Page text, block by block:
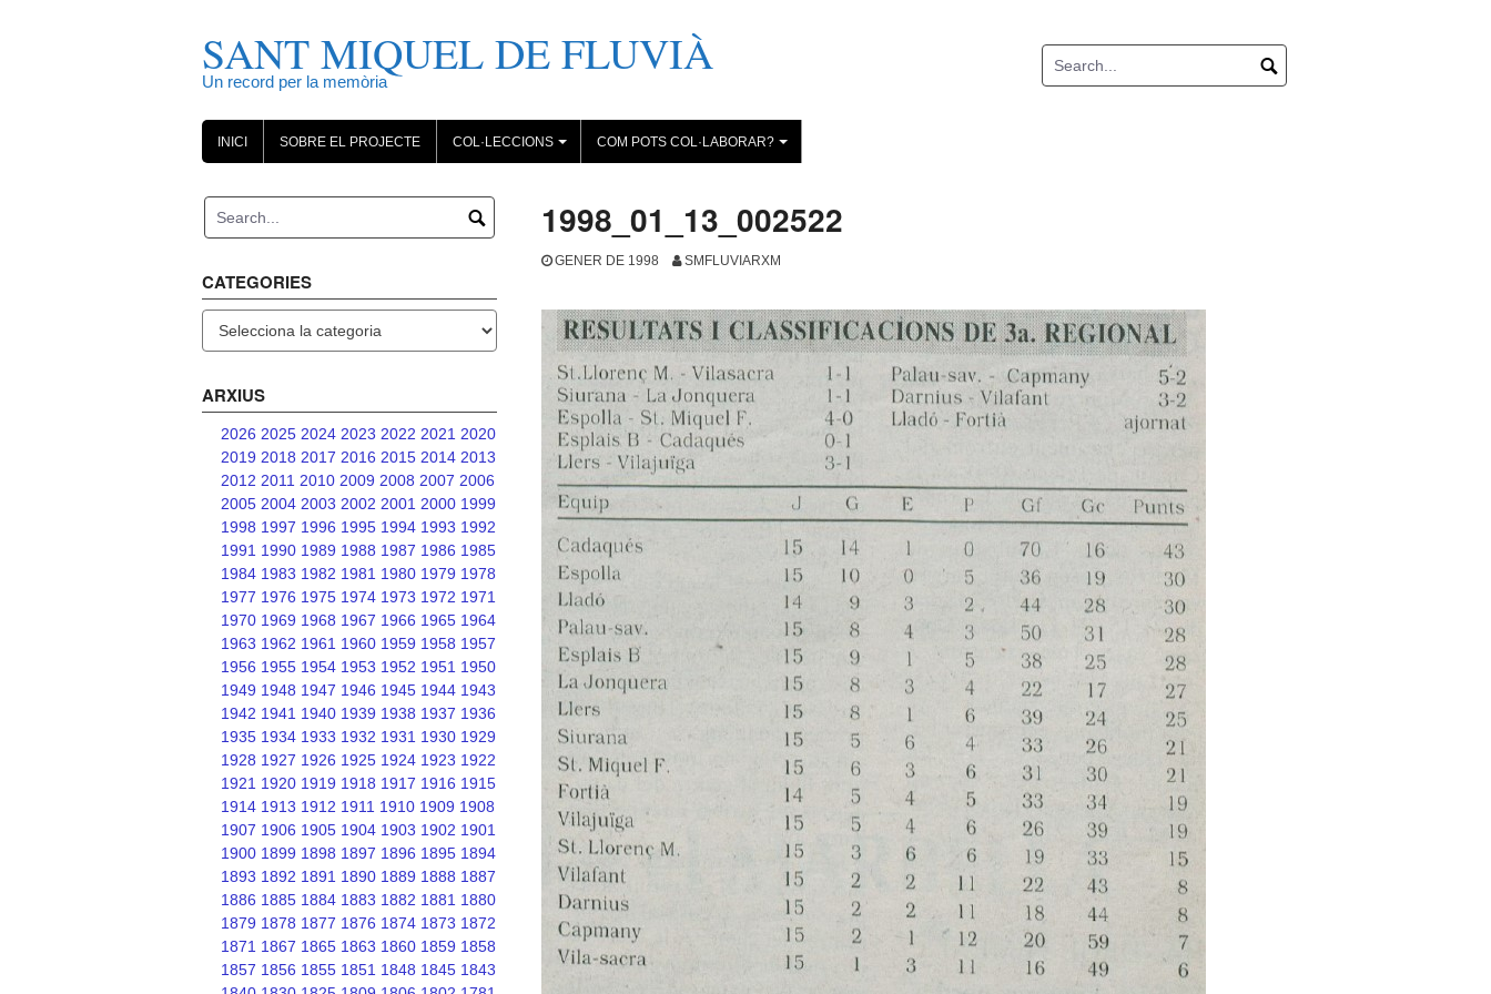
SANT MIQUEL DE FLUVIÀ
Un record per la memòria
INICI SOBRE EL PROJECTE
+
COL·LECCIONS
+
COM POTS COL·LABORAR?
1998_01_13_002522
GENER DE 1998 SMFLUVIARXM
CATEGORIES
ARXIUS
2026 2025 2024 2023 2022 2021 2020
2019 2018 2017 2016 2015 2014 2013
2012 2011 2010 2009 2008 2007 2006
2005 2004 2003 2002 2001 2000 1999
1998 1997 1996 1995 1994 1993 1992
1991 1990 1989 1988 1987 1986 1985
1984 1983 1982 1981 1980 1979 1978
1977 1976 1975 1974 1973 1972 1971
1970 1969 1968 1967 1966 1965 1964
1963 1962 1961 1960 1959 1958 1957
1956 1955 1954 1953 1952 1951 1950
1949 1948 1947 1946 1945 1944 1943
1942 1941 1940 1939 1938 1937 1936
1935 1934 1933 1932 1931 1930 1929
1928 1927 1926 1925 1924 1923 1922
1921 1920 1919 1918 1917 1916 1915
1914 1913 1912 1911 1910 1909 1908
1907 1906 1905 1904 1903 1902 1901
1900 1899 1898 1897 1896 1895 1894
1893 1892 1891 1890 1889 1888 1887
1886 1885 1884 1883 1882 1881 1880
1879 1878 1877 1876 1874 1873 1872
1871 1867 1865 1863 1860 1859 1858
1857 1856 1855 1851 1848 1845 1843